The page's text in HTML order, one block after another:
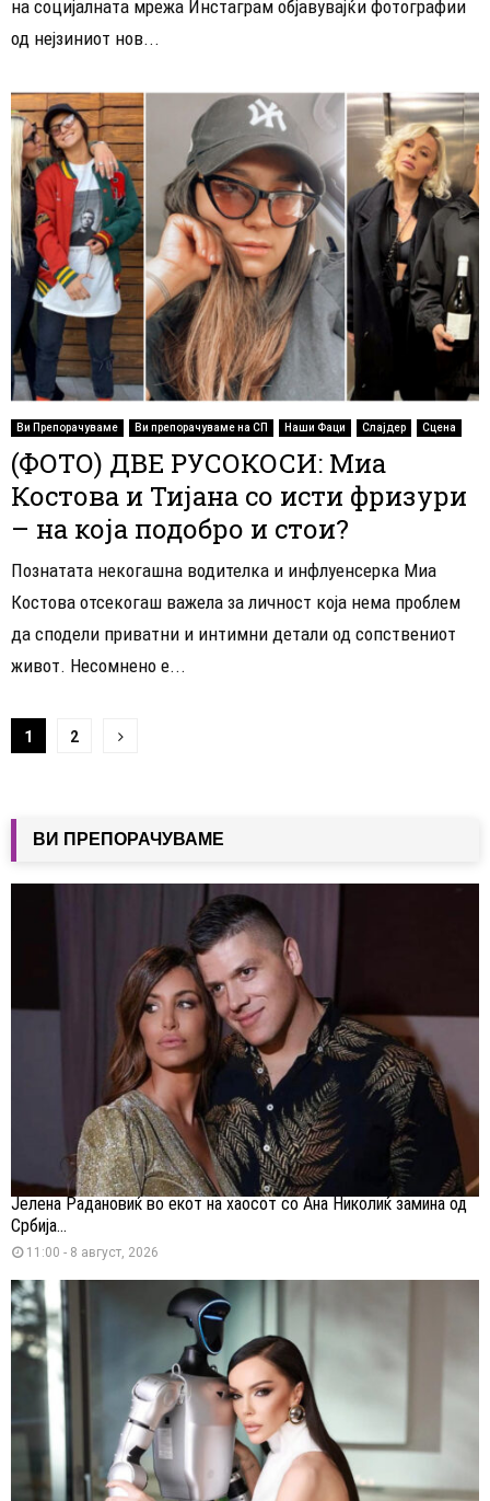
на социјалната мрежа Инстаграм објавувајќи фотографии
од нејзиниот нов...
Ви Препорачуваме Ви препорачуваме на СП Наши Фаци Слајдер Сцена
(ФОТО) ДВЕ РУСОКОСИ: Миа
Костова и Тијана со исти фризури
– на која подобро и стои?
Познатата некогашна водителка и инфлуенсерка Миа
Костова отсекогаш важела за личност која нема проблем
да сподели приватни и интимни детали од сопствениот
живот. Несомнено е...
Навигација
написи
1 2
ВИ ПРЕПОРАЧУВАМЕ
Јелена Радановиќ во екот на хаосот со Ана Николиќ замина од
Србија...
11:00 - 8 август, 2026